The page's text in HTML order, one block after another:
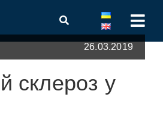
26.03.2019
склероз у